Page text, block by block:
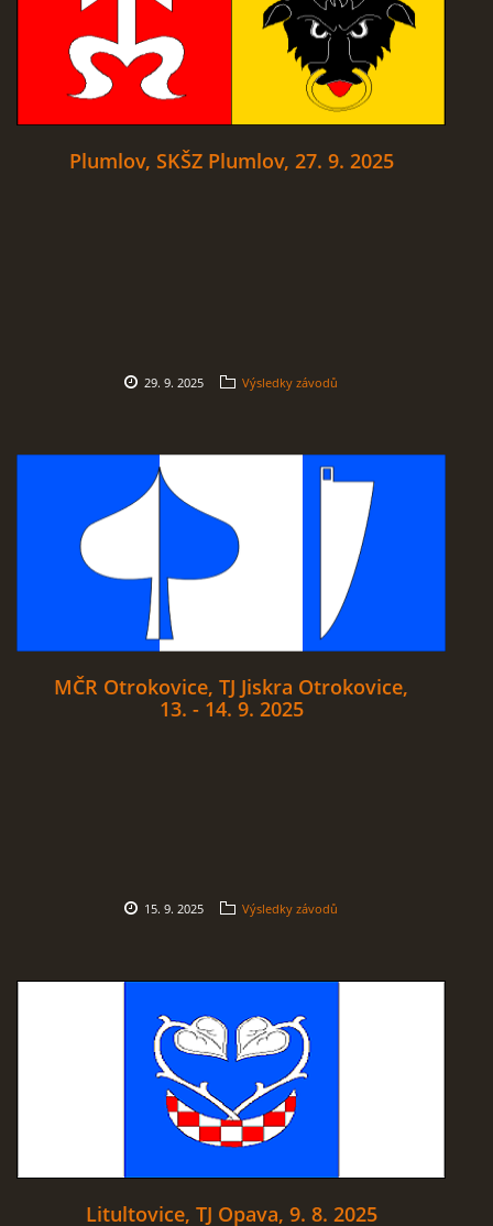
Plumlov, SKŠZ Plumlov, 27. 9. 2025
29. 9. 2025 Výsledky závodů
MČR Otrokovice, TJ Jiskra Otrokovice,
13. - 14. 9. 2025
15. 9. 2025 Výsledky závodů
Litultovice, TJ Opava, 9. 8. 2025